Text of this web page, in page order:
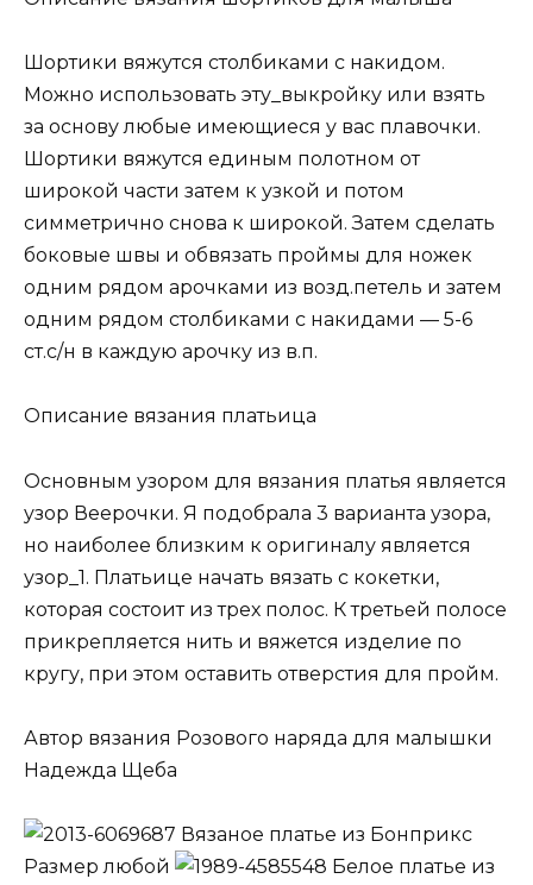
Шортики вяжутся столбиками с накидом.
Можно использовать эту_выкройку или взять
за основу любые имеющиеся у вас плавочки.
Шортики вяжутся единым полотном от
широкой части затем к узкой и потом
симметрично снова к широкой. Затем сделать
боковые швы и обвязать проймы для ножек
одним рядом арочками из возд.петель и затем
одним рядом столбиками с накидами — 5-6
ст.с/н в каждую арочку из в.п.
Описание вязания платьица
Основным узором для вязания платья является
узор Веерочки. Я подобрала 3 варианта узора,
но наиболее близким к оригиналу является
узор_1. Платьице начать вязать с кокетки,
которая состоит из трех полос. К третьей полосе
прикрепляется нить и вяжется изделие по
кругу, при этом оставить отверстия для пройм.
Автор вязания Розового наряда для малышки
Надежда Щеба
Вязаное платье из Бонприкс
Размер любой
Белое платье из